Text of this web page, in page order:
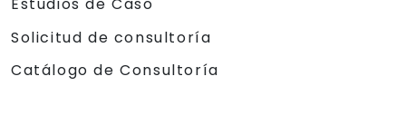
Solicitud de consultoría
Catálogo de Consultoría